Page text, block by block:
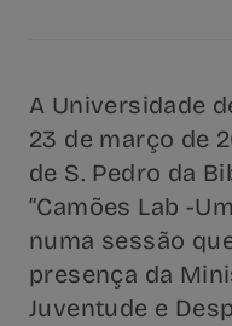
A Universidade
23 de março de
de S. Pedro da
“Camões Lab -
numa sessão
presença da
Juventude e